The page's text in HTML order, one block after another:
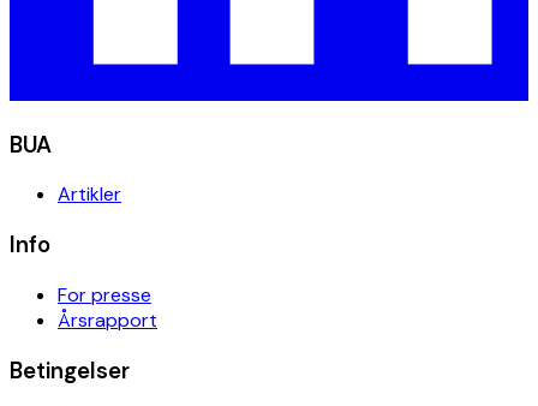
BUA
Artikler
Info
For presse
Årsrapport
Betingelser